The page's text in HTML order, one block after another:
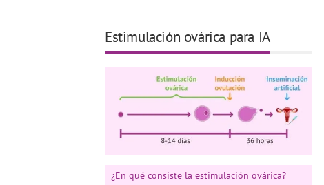
Estimulación ovárica para IA
¿En qué consiste la estimulación ovárica?